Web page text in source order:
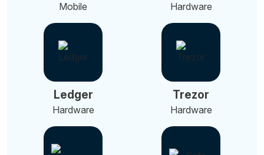
Mobile Hardware
Ledger
Hardware
Trezor
Hardware